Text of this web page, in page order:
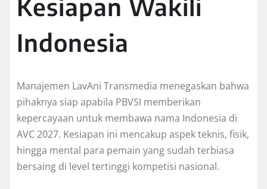
Kesiapan Wakili
Indonesia
Manajemen LavAni Transmedia menegaskan bahwa
pihaknya siap apabila PBVSI memberikan
kepercayaan untuk membawa nama Indonesia di
AVC 2027. Kesiapan ini mencakup aspek teknis, fisik,
hingga mental para pemain yang sudah terbiasa
bersaing di level tertinggi kompetisi nasional.